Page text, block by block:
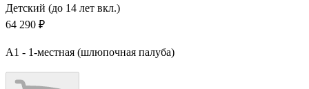
Детский (до 14 лет вкл.)
64 290 ₽
А1 - 1-местная (шлюпочная палуба)